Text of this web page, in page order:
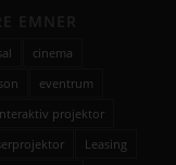
cinema
eventrum
projektor
Leasing